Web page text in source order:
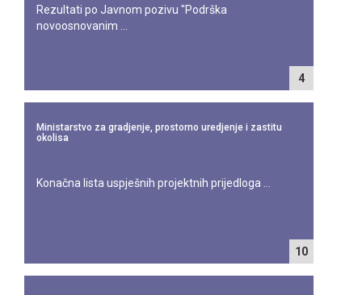
4
Rezultati po Javnom pozivu "Podrška
novoosnovanim ...
Ministarstvo za gradjenje, prostorno uredjenje i zastitu
okolisa
10
Konačna lista uspješnih projektnih prijedloga ...